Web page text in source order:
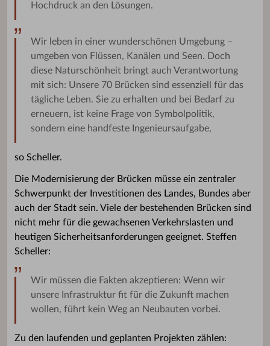
Hochdruck an den Lösungen.
Wir leben in einer wunderschönen Umgebung –
umgeben von Flüssen, Kanälen und Seen. Doch
diese Naturschönheit bringt auch Verantwortung
mit sich: Unsere 70 Brücken sind essenziell für das
tägliche Leben. Sie zu erhalten und bei Bedarf zu
erneuern, ist keine Frage von Symbolpolitik,
sondern eine handfeste Ingenieursaufgabe,
so Scheller.
Die Modernisierung der Brücken müsse ein zentraler
Schwerpunkt der Investitionen des Landes, Bundes aber
auch der Stadt sein. Viele der bestehenden Brücken sind
nicht mehr für die gewachsenen Verkehrslasten und
heutigen Sicherheitsanforderungen geeignet. Steffen
Scheller:
Wir müssen die Fakten akzeptieren: Wenn wir
unsere Infrastruktur fit für die Zukunft machen
wollen, führt kein Weg an Neubauten vorbei.
Zu den laufenden und geplanten Projekten zählen: